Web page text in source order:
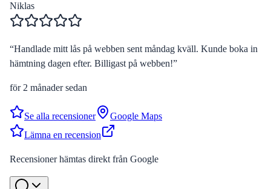
Niklas
“Handlade mitt lås på webben sent måndag kväll. Kunde boka in
hämtning dagen efter. Billigast på webben!”
för 2 månader sedan
Se alla recensioner
Google Maps
Lämna en recension
Recensioner hämtas direkt från Google